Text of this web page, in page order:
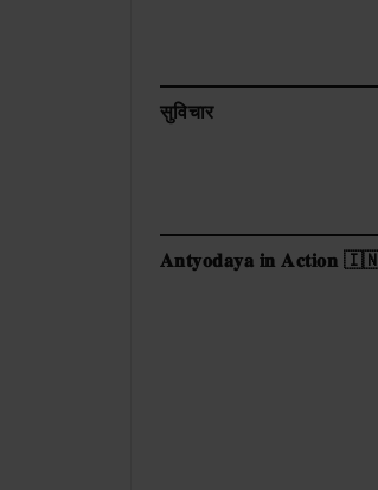
सुविचार
𝐀𝐧𝐭𝐲𝐨𝐝𝐚𝐲𝐚 𝐢𝐧 𝐀𝐜𝐭𝐢𝐨𝐧 🇮🇳